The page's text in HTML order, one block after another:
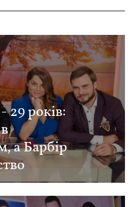
29 років:
а Барбір